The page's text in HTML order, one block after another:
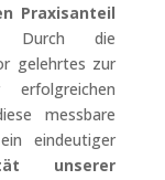
Praxisanteil
Durch die
gelehrtes zur
messbare
eindeutiger
unserer